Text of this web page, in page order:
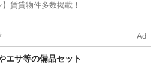
】賃貸物件多数掲載！
Ad
サ等の備品セット